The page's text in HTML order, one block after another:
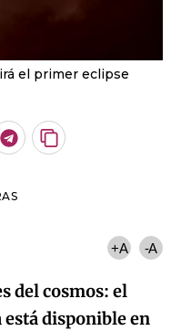
el primer eclipse
Telegram
Copiar
+A -A
del cosmos: el
disponible en